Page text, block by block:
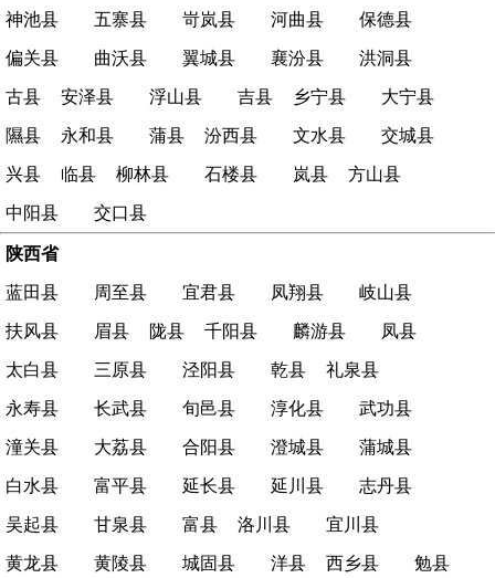
神池县 五寨县 岢岚县 河曲县 保德县
偏关县 曲沃县 翼城县 襄汾县 洪洞县
古县 安泽县 浮山县 吉县 乡宁县 大宁县
隰县 永和县 蒲县 汾西县 文水县 交城县
兴县 临县 柳林县 石楼县 岚县 方山县
中阳县 交口县
陕西省
蓝田县 周至县 宜君县 凤翔县 岐山县
扶风县 眉县 陇县 千阳县 麟游县 凤县
太白县 三原县 泾阳县 乾县 礼泉县
永寿县 长武县 旬邑县 淳化县 武功县
潼关县 大荔县 合阳县 澄城县 蒲城县
白水县 富平县 延长县 延川县 志丹县
吴起县 甘泉县 富县 洛川县 宜川县
黄龙县 黄陵县 城固县 洋县 西乡县 勉县